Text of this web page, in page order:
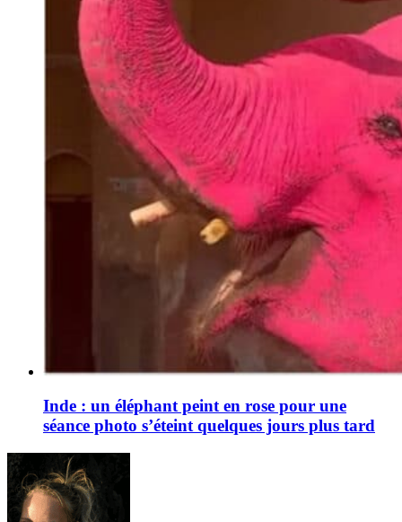
Inde : un éléphant peint en rose pour une
séance photo s’éteint quelques jours plus tard